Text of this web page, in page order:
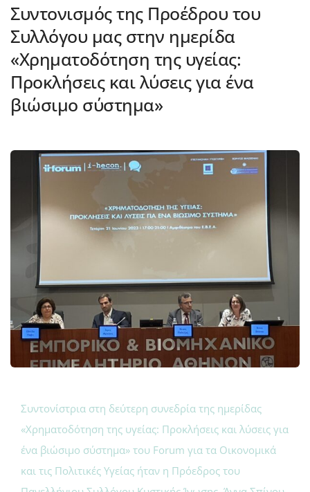
Συντονισμός της Προέδρου του
Συλλόγου μας στην ημερίδα
«Χρηματοδότηση της υγείας:
Προκλήσεις και λύσεις για ένα
βιώσιμο σύστημα»
Συντονίστρια στη δεύτερη συνεδρία της ημερίδας
«Χρηματοδότηση της υγείας: Προκλήσεις και λύσεις για
ένα βιώσιμο σύστημα» του Forum για τα Οικονομικά
και τις Πολιτικές Υγείας ήταν η Πρόεδρος του